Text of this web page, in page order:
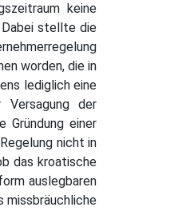
keine
Dabei stellte die
worden, die in
lediglich eine
der
Gründung einer
nicht in
das kroatische
auslegbaren
missbräuchliche